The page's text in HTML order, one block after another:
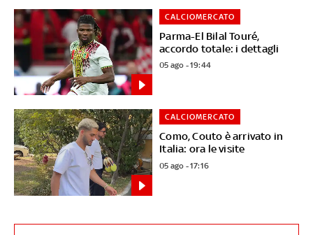
Parma-El Bilal Touré,
accordo totale: i dettagli
CALCIOMERCATO
05 ago - 19:44
Como, Couto è arrivato in
Italia: ora le visite
CALCIOMERCATO
05 ago - 17:16